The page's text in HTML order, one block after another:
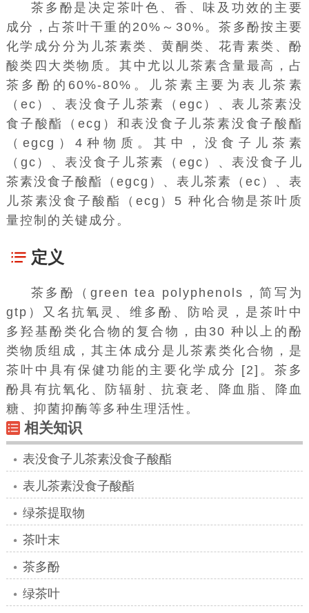
茶多酚是决定茶叶色、香、味及功效的主要
成分，占茶叶干重的20%～30%。茶多酚按主要
化学成分分为儿茶素类、黄酮类、花青素类、酚
酸类四大类物质。其中尤以儿茶素含量最高，占
茶多酚的60%-80%。儿茶素主要为表儿茶素
（ec）、表没食子儿茶素（egc）、表儿茶素没
食子酸酯（ecg）和表没食子儿茶素没食子酸酯
（egcg）4种物质。其中，没食子儿茶素
（gc）、表没食子儿茶素（egc）、表没食子儿
茶素没食子酸酯（egcg）、表儿茶素（ec）、表
儿茶素没食子酸酯（ecg）5 种化合物是茶叶质
量控制的关键成分。
定义
茶多酚（green tea polyphenols，简写为
gtp）又名抗氧灵、维多酚、防哈灵，是茶叶中
多羟基酚类化合物的复合物，由30 种以上的酚
类物质组成 ，其主体成分是儿茶素类化合物，是
茶叶中具有保健功能的主要化学成分 [2]。茶多
酚具有抗氧化、防辐射、抗衰老、降血脂、降血
糖、抑菌抑酶等多种生理活性 。
相关知识
表没食子儿茶素没食子酸酯
表儿茶素没食子酸酯
绿茶提取物
茶叶末
茶多酚
绿茶叶